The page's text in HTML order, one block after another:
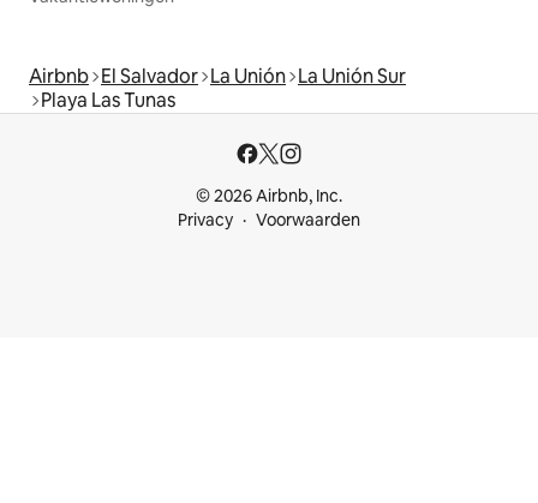
Airbnb El Salvador La Unión La Unión Sur
Playa Las Tunas
© 2026 Airbnb, Inc.
Privacy
Voorwaarden